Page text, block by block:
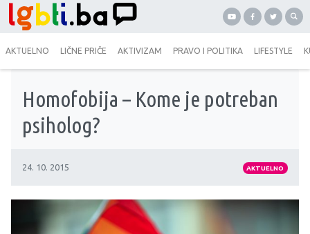
AKTUELNO LIČNE PRIČE AKTIVIZAM PRAVO I POLITIKA LIFESTYLE
Homofobija – Kome je potreban
psiholog?
24. 10. 2015 AKTUELNO